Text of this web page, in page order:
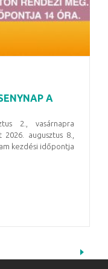
A
2., vasárnapra
2026. augusztus 8.,
kezdési időpontja